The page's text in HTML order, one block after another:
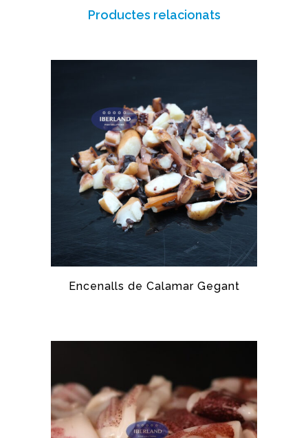
Productes relacionats
Encenalls de Calamar Gegant